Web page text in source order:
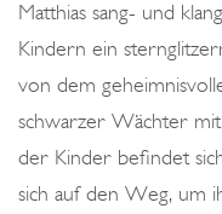
Matthias sang- und
Kindern ein
von dem
schwarzer Wächter
der Kinder befindet
sich auf den Weg, um